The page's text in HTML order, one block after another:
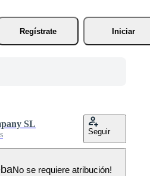
Regístrate
Iniciar
SL
Seguir
No se requiere atribución!